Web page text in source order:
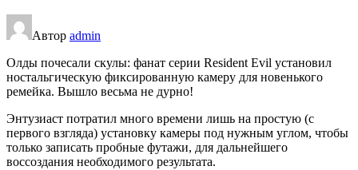
Автор admin
Олды почесали скулы: фанат серии Resident Evil установил
ностальгическую фиксированную камеру для новенького
ремейка. Вышло весьма не дурно!
Энтузиаст потратил много времени лишь на простую (с
первого взгляда) установку камеры под нужным углом, чтобы
только записать пробные футажи, для дальнейшего
воссоздания необходимого результата.